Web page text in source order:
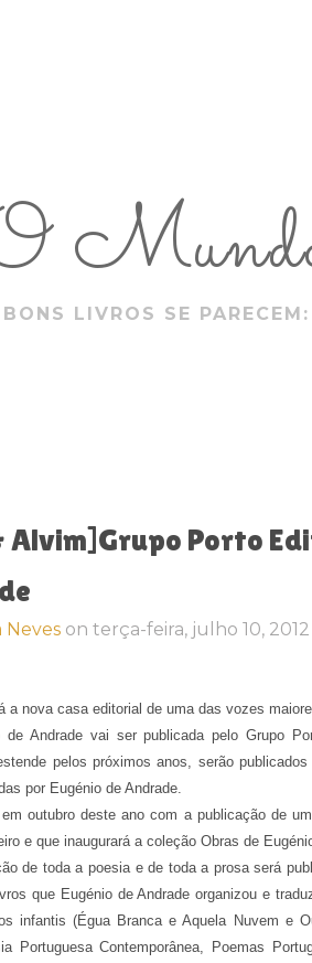
LIVROS SE
Alvim]Grupo Porto
Neves on terça-feira, julho 10, 2012
a nova casa editorial de uma das vozes
de Andrade vai ser publicada pelo Grupo
pelos próximos anos, serão
por Eugénio de Andrade.
outubro deste ano com a publicação de
e que inaugurará a coleção Obras de
de toda a poesia e de toda a prosa será
que Eugénio de Andrade organizou e
infantis (Égua Branca e Aquela Nuvem e
Portuguesa Contemporânea, Poemas